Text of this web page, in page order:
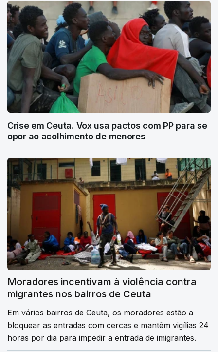
Crise em Ceuta. Vox usa pactos com PP para se
opor ao acolhimento de menores
Moradores incentivam à violência contra
migrantes nos bairros de Ceuta
Em vários bairros de Ceuta, os moradores estão a
bloquear as entradas com cercas e mantêm vigílias 24
horas por dia para impedir a entrada de imigrantes.